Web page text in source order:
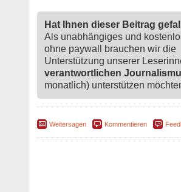
Hat Ihnen dieser Beitrag
Als unabhängiges und
ohne paywall brauchen wir die
Unterstützung unserer
verantwortlichen
monatlich) unterstützen
Weitersagen Kommentieren